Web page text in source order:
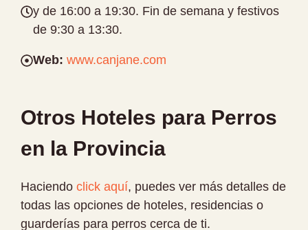
y de 16:00 a 19:30. Fin de semana y festivos
de 9:30 a 13:30.
Web: www.canjane.com
Otros Hoteles para Perros
en la Provincia
Haciendo click aquí, puedes ver más detalles de
todas las opciones de hoteles, residencias o
guarderías para perros cerca de ti.